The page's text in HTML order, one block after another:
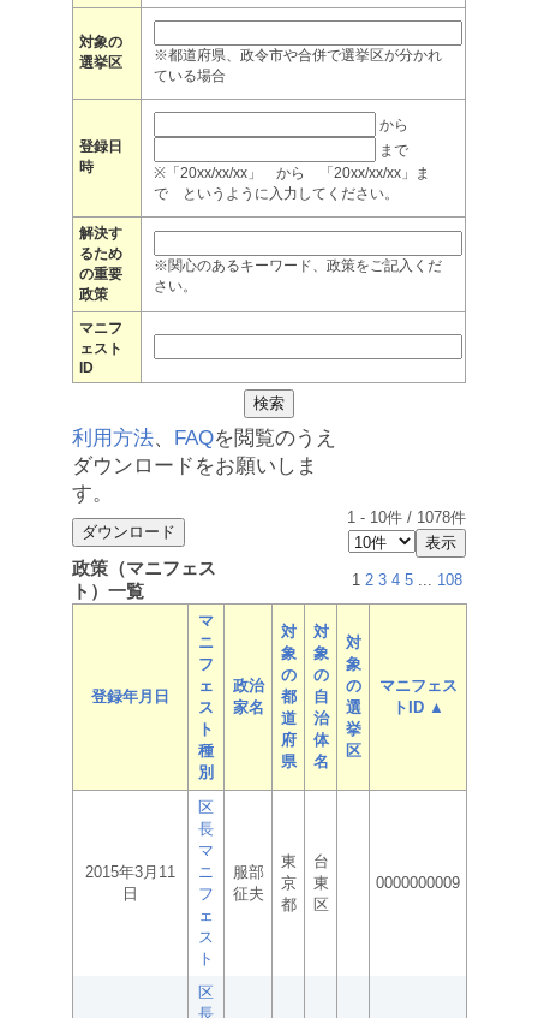
対象の
選挙区
※都道府県、政令市や合併で選挙区が分かれ
ている場合
登録日
時
から
まで
※「20xx/xx/xx」 から 「20xx/xx/xx」ま
で というように入力してください。
解決す
るため
の重要
政策
※関心のあるキーワード、政策をご記入くだ
さい。
マニフ
ェスト
ID
利用方法、 FAQを閲覧のうえ
ダウンロードをお願いしま
す。
1 - 10件 / 1078件
政策（マニフェス
ト）一覧
1 2 3 4 5 ... 108
登録年月日
マ
ニ
フ
ェ
ス
ト
種
別
政治
家名
対
象
の
都
道
府
県
対
象
の
自
治
体
名
対
象
の
選
挙
区
マニフェス
トID ▲
2015年3月11
日
区
長
マ
ニ
フ
ェ
ス
ト
服部
征夫
東
京
都
台
東
区
0000000009
区
長